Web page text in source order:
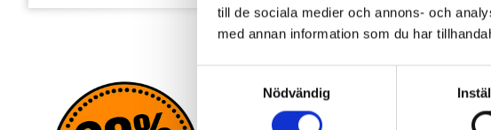
till de sociala medier och annons- och
med annan information som du har
Nödvändig